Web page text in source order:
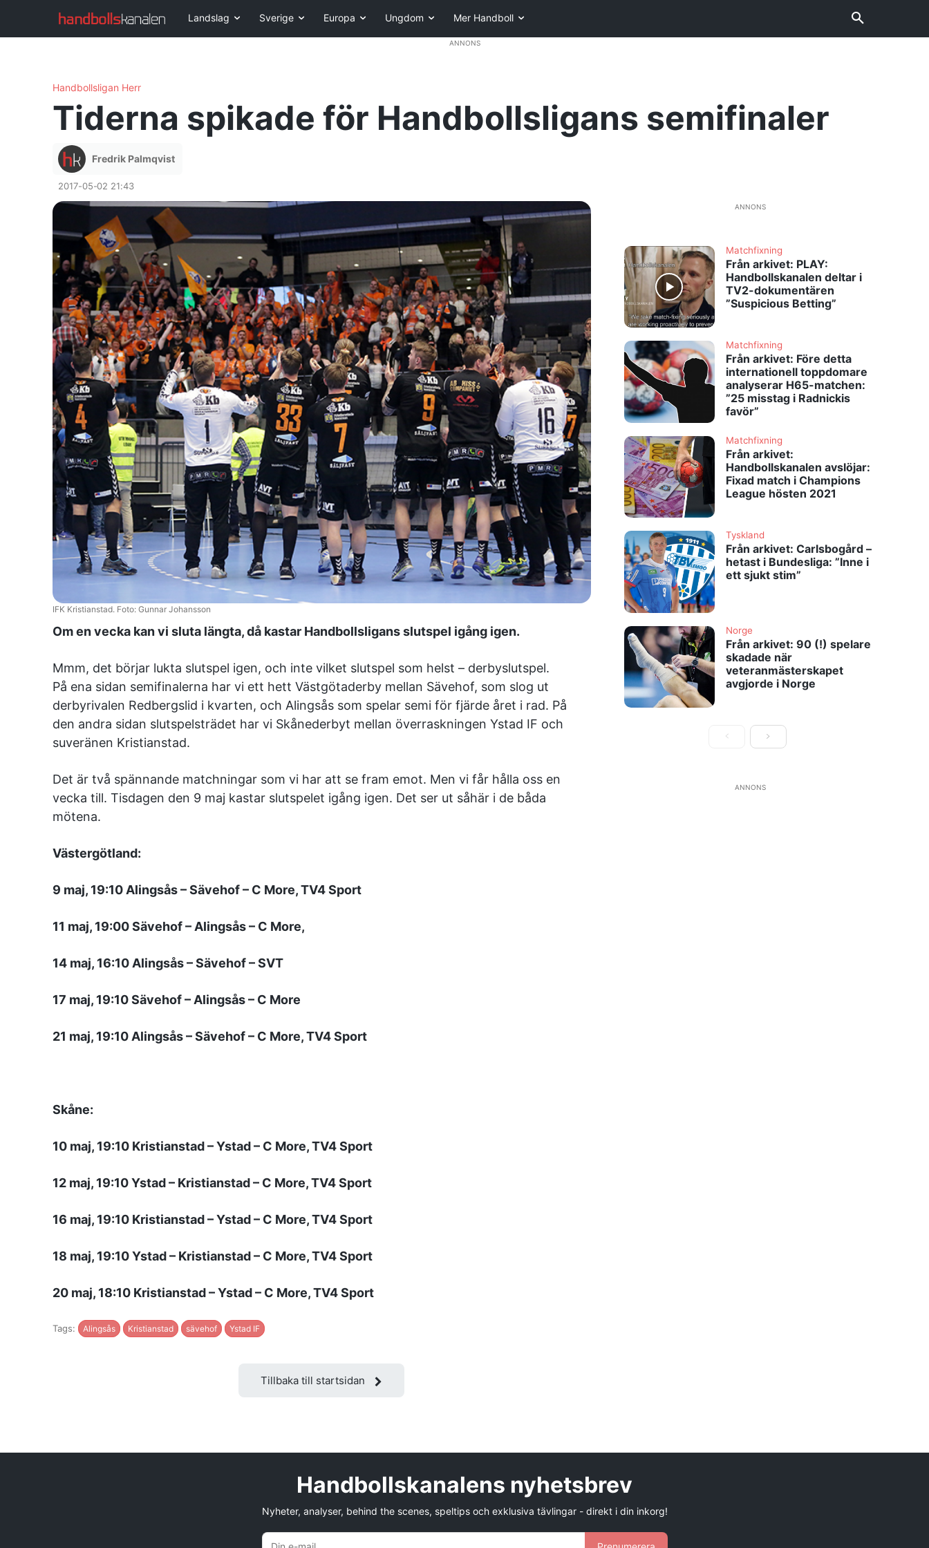
Landslag Sverige Europa Ungdom Mer Handboll
ANNONS
Handbollsligan Herr
Tiderna spikade för Handbollsligans semifinaler
Fredrik Palmqvist
2017-05-02 21:43
IFK Kristianstad. Foto: Gunnar Johansson
Om en vecka kan vi sluta längta, då kastar Handbollsligans slutspel igång igen.
Mmm, det börjar lukta slutspel igen, och inte vilket slutspel som helst – derbyslutspel.
På ena sidan semifinalerna har vi ett hett Västgötaderby mellan Sävehof, som slog ut
derbyrivalen Redbergslid i kvarten, och Alingsås som spelar semi för fjärde året i rad. På
den andra sidan slutspelsträdet har vi Skånederbyt mellan överraskningen Ystad IF och
suveränen Kristianstad.
Det är två spännande matchningar som vi har att se fram emot. Men vi får hålla oss en
vecka till. Tisdagen den 9 maj kastar slutspelet igång igen. Det ser ut såhär i de båda
mötena.
Västergötland:
9 maj, 19:10 Alingsås – Sävehof – C More, TV4 Sport
11 maj, 19:00 Sävehof – Alingsås – C More,
14 maj, 16:10 Alingsås – Sävehof – SVT
17 maj, 19:10 Sävehof – Alingsås – C More
21 maj, 19:10 Alingsås – Sävehof – C More, TV4 Sport
Skåne:
10 maj, 19:10 Kristianstad – Ystad – C More, TV4 Sport
12 maj, 19:10 Ystad – Kristianstad – C More, TV4 Sport
16 maj, 19:10 Kristianstad – Ystad – C More, TV4 Sport
18 maj, 19:10 Ystad – Kristianstad – C More, TV4 Sport
20 maj, 18:10 Kristianstad – Ystad – C More, TV4 Sport
Tags: Alingsås Kristianstad sävehof Ystad IF
Tillbaka till startsidan
ANNONS
Matchfixning
Från arkivet: PLAY:
Handbollskanalen deltar i
TV2-dokumentären
”Suspicious Betting”
Matchfixning
Från arkivet: Före detta
internationell toppdomare
analyserar H65-matchen:
”25 misstag i Radnickis
favör”
Matchfixning
Från arkivet:
Handbollskanalen avslöjar:
Fixad match i Champions
League hösten 2021
Tyskland
Från arkivet: Carlsbogård –
hetast i Bundesliga: ”Inne i
ett sjukt stim”
Norge
Från arkivet: 90 (!) spelare
skadade när
veteranmästerskapet
avgjorde i Norge
ANNONS
Handbollskanalens nyhetsbrev
Nyheter, analyser, behind the scenes, speltips och exklusiva tävlingar - direkt i din inkorg!